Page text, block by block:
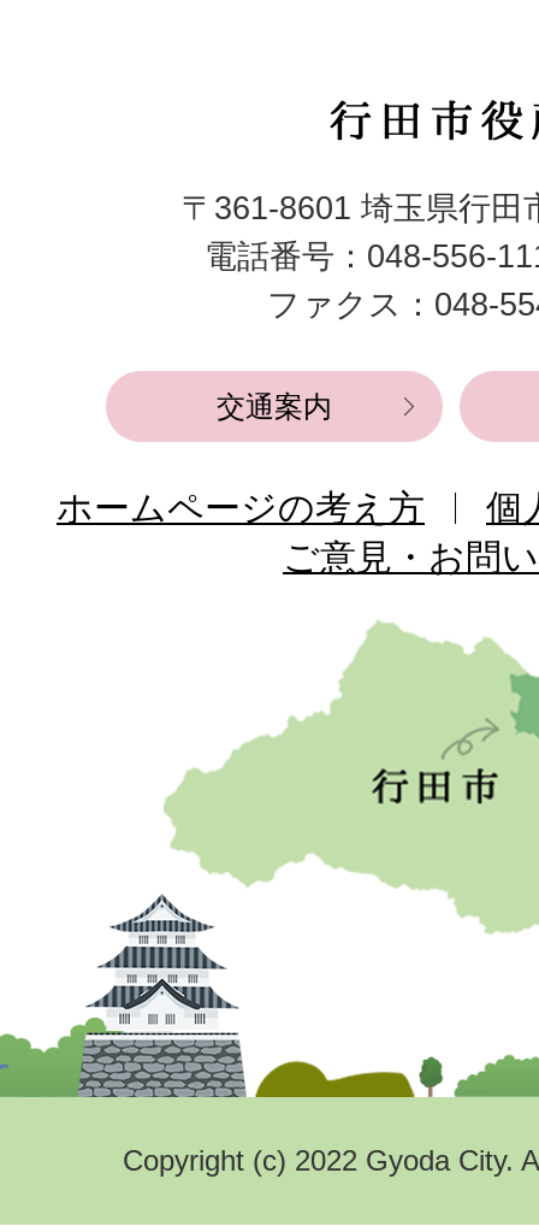
行
市
役
所
〒361-8601 埼玉県行田
電話番号：048-556-
ファクス：048-
交通案内
ホームページの考え方
個
ご意見・お問
Copyright (c) 2022 Gyoda City.